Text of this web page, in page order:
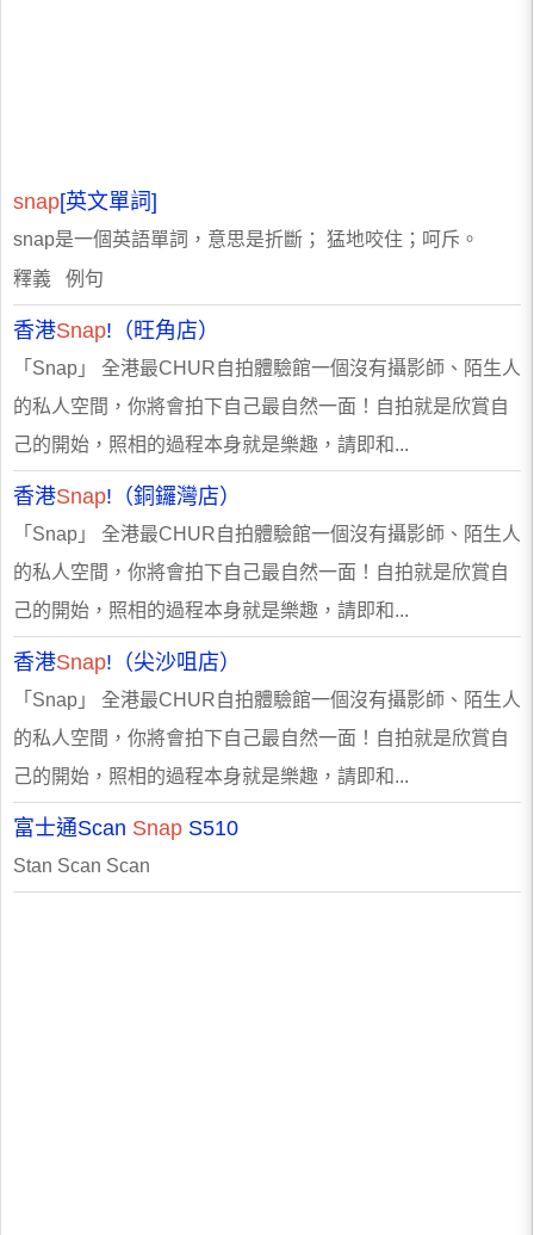
snap[英文單詞]
snap是一個英語單詞，意思是折斷； 猛地咬住；呵斥。
釋義 例句
香港Snap!（旺角店）
「Snap」 全港最CHUR自拍體驗館一個沒有攝影師、陌生人
的私人空間，你將會拍下自己最自然一面！自拍就是欣賞自
己的開始，照相的過程本身就是樂趣，請即和...
香港Snap!（銅鑼灣店）
「Snap」 全港最CHUR自拍體驗館一個沒有攝影師、陌生人
的私人空間，你將會拍下自己最自然一面！自拍就是欣賞自
己的開始，照相的過程本身就是樂趣，請即和...
香港Snap!（尖沙咀店）
「Snap」 全港最CHUR自拍體驗館一個沒有攝影師、陌生人
的私人空間，你將會拍下自己最自然一面！自拍就是欣賞自
己的開始，照相的過程本身就是樂趣，請即和...
富士通Scan Snap S510
Stan Scan Scan